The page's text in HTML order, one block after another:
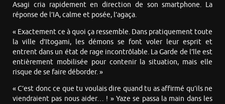
Asagi cria rapidement en direction de son smartphone. La
réponse de l’IA, calme et posée, l’agaça.
« Exactement ce à quoi ça ressemble. Dans pratiquement toute
la ville d’Itogami, les démons se font voler leur esprit et
entrent dans un état de rage incontrôlable. La Garde de l’île est
entièrement mobilisée pour contenir la situation, mais elle
risque de se faire déborder. »
« C’est donc ce que tu voulais dire quand tu as affirmé qu’ils ne
viendraient pas nous aider… ! » Yaze se passa la main dans les